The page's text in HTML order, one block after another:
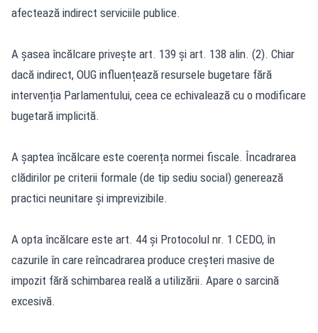
afectează indirect serviciile publice.
A șasea încălcare privește art. 139 și art. 138 alin. (2). Chiar
dacă indirect, OUG influențează resursele bugetare fără
intervenția Parlamentului, ceea ce echivalează cu o modificare
bugetară implicită.
A șaptea încălcare este coerența normei fiscale. Încadrarea
clădirilor pe criterii formale (de tip sediu social) generează
practici neunitare și imprevizibile.
A opta încălcare este art. 44 și Protocolul nr. 1 CEDO, în
cazurile în care reîncadrarea produce creșteri masive de
impozit fără schimbarea reală a utilizării. Apare o sarcină
excesivă.